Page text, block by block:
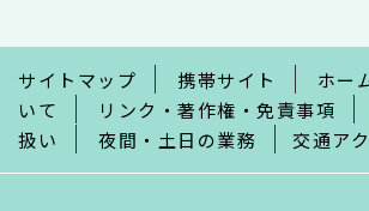
で
サイトマップ 携帯サイト
ホー
いて
リンク・著作権・免責事項
扱い
夜間・土日の業務 交通ア